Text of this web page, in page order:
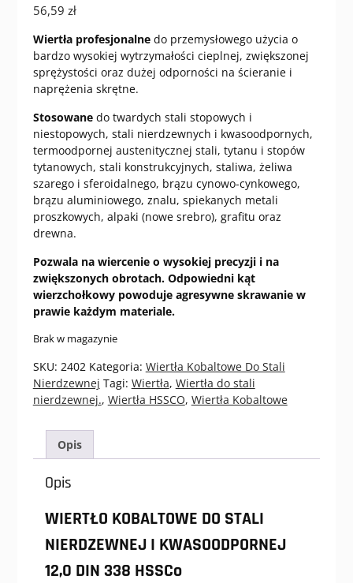
56,59 zł
Wiertła profesjonalnedo przemysłowego użycia o
bardzo wysokiej wytrzymałości cieplnej, zwiększonej
sprężystości oraz dużej odporności na ścieranie i
naprężenia skrętne.
Stosowanedo twardych stali stopowych i
niestopowych, stali nierdzewnych i kwasoodpornych,
termoodpornej austenitycznej stali, tytanu i stopów
tytanowych, stali konstrukcyjnych, staliwa, żeliwa
szarego i sferoidalnego, brązu cynowo-cynkowego,
brązu aluminiowego, znalu, spiekanych metali
proszkowych, alpaki (nowe srebro), grafitu oraz
drewna.
Pozwala na wiercenie o wysokiej precyzji i na
zwiększonych obrotach. Odpowiedni kąt
wierzchołkowy powoduje agresywne skrawanie w
prawie każdym materiale.
Brak w magazynie
SKU: 2402 Kategoria: Wiertła Kobaltowe Do Stali
Nierdzewnej Tagi: Wiertła, Wiertła do stali
nierdzewnej., Wiertła HSSCO, Wiertła Kobaltowe
Opis
Opis
WIERTŁO KOBALTOWE DO STALI
NIERDZEWNEJ I KWASOODPORNEJ
12,0 DIN 338 HSSCo